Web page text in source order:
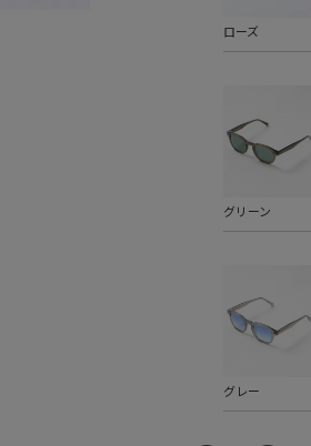
ローズ
グリーン
グレー